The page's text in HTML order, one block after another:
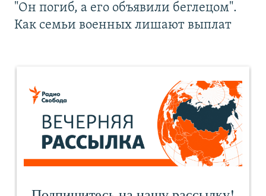
"Он погиб, а его объявили беглецом".
Как семьи военных лишают выплат